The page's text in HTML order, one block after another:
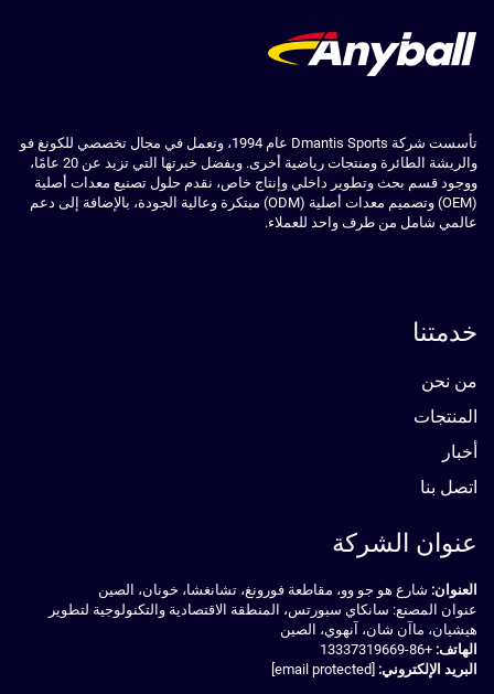
تأسست شركة Dmantis Sports عام 1994، وتعمل في مجال تخصصي للكونغ فو
والريشة الطائرة ومنتجات رياضية أخرى. وبفضل خبرتها التي تزيد عن 20 عامًا،
ووجود قسم بحث وتطوير داخلي وإنتاج خاص، نقدم حلول تصنيع معدات أصلية
(OEM) وتصميم معدات أصلية (ODM) مبتكرة وعالية الجودة، بالإضافة إلى دعم
عالمي شامل من طرف واحد للعملاء.
خدمتنا
من نحن
المنتجات
أخبار
اتصل بنا
عنوان الشركة
العنوان: شارع هو جو وو، مقاطعة فورونغ، تشانغشا، خونان، الصين
عنوان المصنع: سانكاي سبورتس، المنطقة الاقتصادية والتكنولوجية لتطوير
هيشيان، ماآن شان، آنهوي، الصين
الهاتف: +86-13337319669
البريد الإلكتروني: